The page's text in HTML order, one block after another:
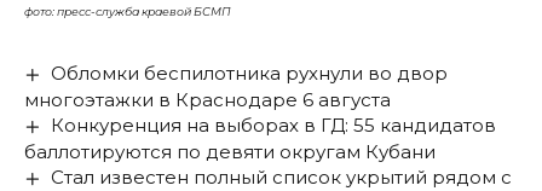
фото: пресс-служба краевой БСМП
Обломки беспилотника рухнули во двор
многоэтажки в Краснодаре 6 августа
Конкуренция на выборах в ГД: 55 кандидатов
баллотируются по девяти округам Кубани
Стал известен полный список укрытий рядом с